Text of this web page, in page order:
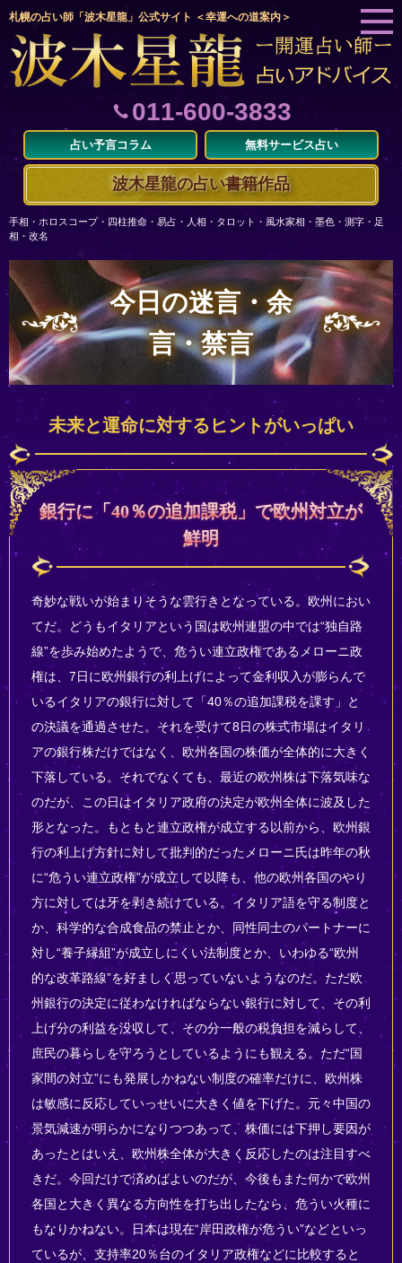
札幌の占い師「波木星龍」公式サイト ＜幸運への道案内＞
011-600-3833
占い予言コラム 無料サービス占い
波木星龍の占い書籍作品
手相・ホロスコープ・四柱推命・易占・人相・タロット・風水家相・墨色・測字・足
相・改名
今日の迷言・余
言・禁言
未来と運命に対するヒントがいっぱい
銀行に「40％の追加課税」で欧州対立が
鮮明
奇妙な戦いが始まりそうな雲行きとなっている。欧州におい
てだ。どうもイタリアという国は欧州連盟の中では“独自路
線”を歩み始めたようで、危うい連立政権であるメローニ政
権は、7日に欧州銀行の利上げによって金利収入が膨らんで
いるイタリアの銀行に対して「40％の追加課税を課す」と
の決議を通過させた。それを受けて8日の株式市場はイタリ
アの銀行株だけではなく、欧州各国の株価が全体的に大きく
下落している。それでなくても、最近の欧州株は下落気味な
のだが、この日はイタリア政府の決定が欧州全体に波及した
形となった。もともと連立政権が成立する以前から、欧州銀
行の利上げ方針に対して批判的だったメローニ氏は昨年の秋
に“危うい連立政権”が成立して以降も、他の欧州各国のやり
方に対しては牙を剥き続けている。イタリア語を守る制度と
か、科学的な合成食品の禁止とか、同性同士のパートナーに
対し“養子縁組”が成立しにくい法制度とか、いわゆる“欧州
的な改革路線”を好ましく思っていないようなのだ。ただ欧
州銀行の決定に従わなければならない銀行に対して、その利
上げ分の利益を没収して、その分一般の税負担を減らして、
庶民の暮らしを守ろうとしているようにも観える。ただ“国
家間の対立”にも発展しかねない制度の確率だけに、欧州株
は敏感に反応していっせいに大きく値を下げた。元々中国の
景気減速が明らかになりつつあって、株価には下押し要因が
あったとはいえ、欧州株全体が大きく反応したのは注目すべ
きだ。今回だけで済めばよいのだが、今後もまた何かで欧州
各国と大きく異なる方向性を打ち出したなら、危うい火種に
もなりかねない。日本は現在“岸田政権が危うい”などといっ
ているが、支持率20％台のイタリア政権などに比較すると